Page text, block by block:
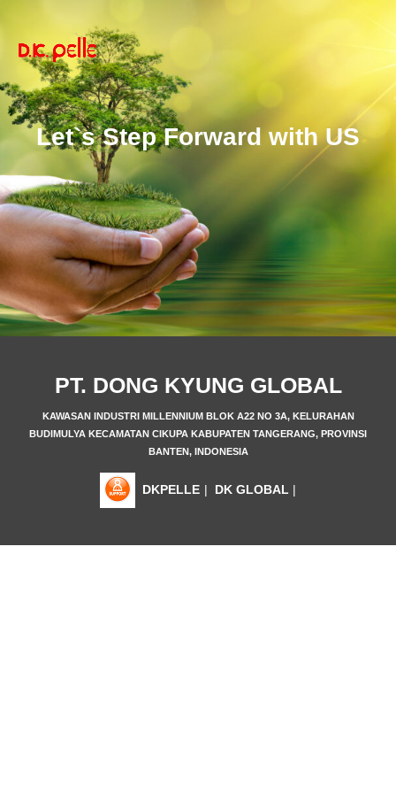
Let`s Step Forward with US
PT. DONG KYUNG GLOBAL
KAWASAN INDUSTRI MILLENNIUM BLOK A22 NO 3A, KELURAHAN
BUDIMULYA KECAMATAN CIKUPA KABUPATEN TANGERANG, PROVINSI
BANTEN, INDONESIA
DKPELLE | DK GLOBAL |